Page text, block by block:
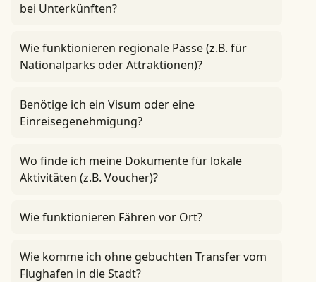
bei Unterkünften?
Wie funktionieren regionale Pässe (z.B. für
Nationalparks oder Attraktionen)?
Benötige ich ein Visum oder eine
Einreisegenehmigung?
Wo finde ich meine Dokumente für lokale
Aktivitäten (z.B. Voucher)?
Wie funktionieren Fähren vor Ort?
Wie komme ich ohne gebuchten Transfer vom
Flughafen in die Stadt?